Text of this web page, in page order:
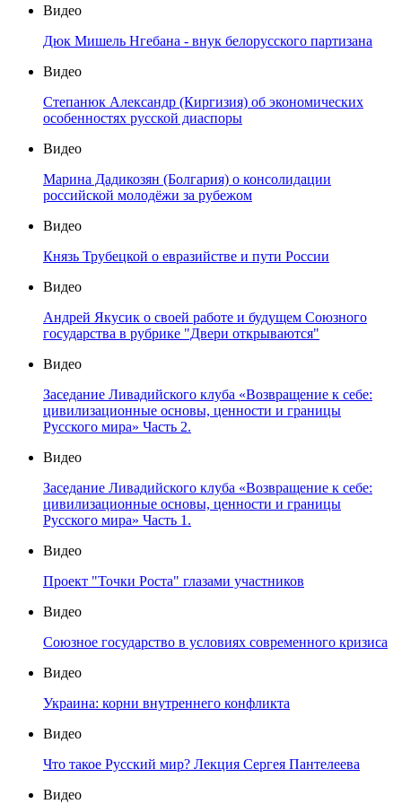
Видео
Дюк Мишель Нгебана - внук белорусского партизана
Видео
Степанюк Александр (Киргизия) об экономических
особенностях русской диаспоры
Видео
Марина Дадикозян (Болгария) о консолидации
российской молодёжи за рубежом
Видео
Князь Трубецкой о евразийстве и пути России
Видео
Андрей Якусик о своей работе и будущем Союзного
государства в рубрике "Двери открываются"
Видео
Заседание Ливадийского клуба «Возвращение к себе:
цивилизационные основы, ценности и границы
Русского мира» Часть 2.
Видео
Заседание Ливадийского клуба «Возвращение к себе:
цивилизационные основы, ценности и границы
Русского мира» Часть 1.
Видео
Проект "Точки Роста" глазами участников
Видео
Союзное государство в условиях современного кризиса
Видео
Украина: корни внутреннего конфликта
Видео
Что такое Русский мир? Лекция Сергея Пантелеева
Видео